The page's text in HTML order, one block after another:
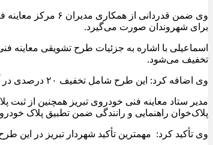
برای شهروندان صورت می‌گیرد.
تخفیف می‌شود.
وی اضافه کرد: این طرح شامل تخفیف ۲۰ درصدی در آزمون اول معاینه فنی خودرو و مردودی می‌شود که طی بازه زمانی ۲۳ تا ۲۹ دی ماه صورت می‌گیرد.
مدیر ستاد معاینه فنی خودروی تبریز همچنین از ثبت
پلاک‌خوان راهنمایی و رانندگی ضمن تطبیق پلاک
وی تأکید کرد: مهمترین تأکید شهردار تبریز در